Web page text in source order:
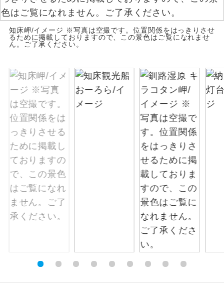
知床岬/イメージ ※写真は空撮です。位置関係をはっきりさせ
るために掲載しておりますので、この景色はご覧になれませ
ん。ご了承ください。
温泉 温泉地にも宿泊するコースです。
露天風呂
ご宿泊ホテルに露天風呂が付いていま
大浴場 ご宿泊ホテルに大浴場が付いています。
全食事付き
全てのお食事が付いていますので、お食
事の心配はいりません。（機内食を除
お部屋食
お部屋にてゆっくりとお召し上がりいた
トラベルイヤ
ホン
周りの音を気にせず、ガイドさんの説明
をじっくり聞くことができます。
1名様催行
1名様から出発可能な個人型プランで
2名様から出発可能な個人型プランで
す。
加限定